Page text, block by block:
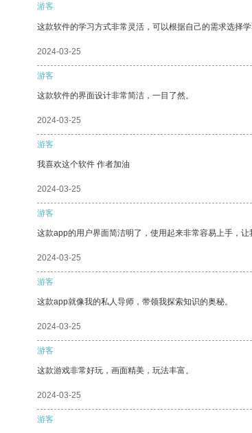
游客
这款软件的学习方式非常灵活，可以根据自己的需求选择学
2024-03-25
游客
这款软件的界面设计非常简洁，一目了然。
2024-03-25
游客
我喜欢这个软件 作者加油
2024-03-25
游客
这款app的用户界面简洁明了，使用起来非常容易上手，
2024-03-25
游客
这款app就像我的私人导师，带领我探索知识的奥秘。
2024-03-25
游客
这款游戏非常好玩，画面精美，玩法丰富。
2024-03-25
游客